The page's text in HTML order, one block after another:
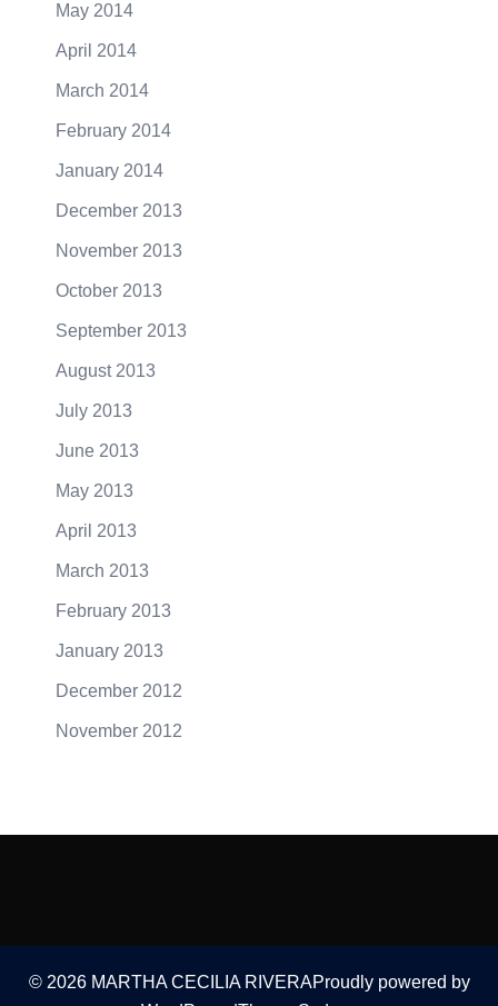
May 2014
April 2014
March 2014
February 2014
January 2014
December 2013
November 2013
October 2013
September 2013
August 2013
July 2013
June 2013
May 2013
April 2013
March 2013
February 2013
January 2013
December 2012
November 2012
© 2026 MARTHA CECILIA RIVERAProudly powered by